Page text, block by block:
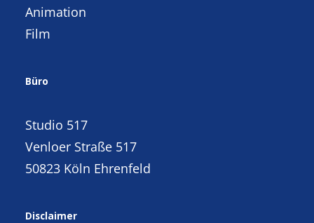
Animation
Film
Büro
Studio 517
Venloer Straße 517
50823 Köln Ehrenfeld
Disclaimer